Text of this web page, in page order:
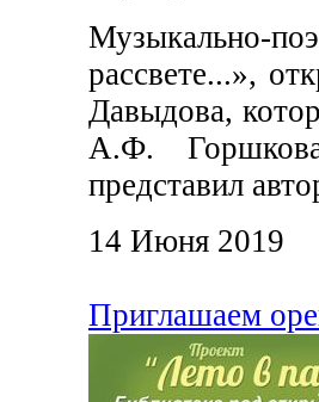
Музыкально-
рассвете...»,
Давыдова,
А.Ф.
представил
14 Июня 2019
Приглашаем